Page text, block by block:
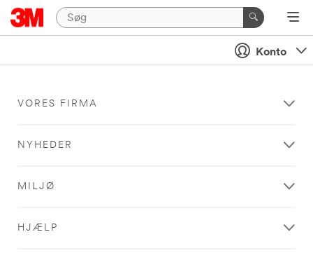
Konto
VORES FIRMA
NYHEDER
MILJØ
HJÆLP